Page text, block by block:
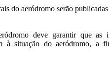
do aeródromo serão
deve garantir que as
à situação do aeródromo, a